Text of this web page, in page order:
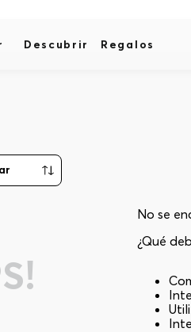
Descubrir Regalos
No se
¿Qué